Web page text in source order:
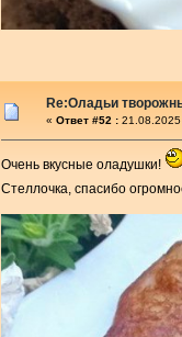
Re:Оладьи
« Ответ #52 :
Очень вкусные оладушки!
Стеллочка, спасибо